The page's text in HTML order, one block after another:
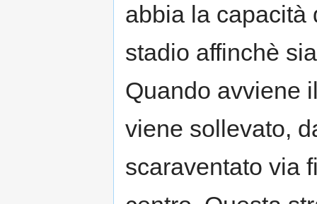
abbia la capacità
stadio affinchè
Quando avviene
viene sollevato,
scaraventato via